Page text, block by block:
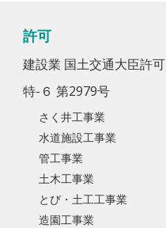
許可
建設業 国土交通大臣許可
特-６ 第2979号
さく井工事業
水道施設工事業
管工事業
土木工事業
とび・土工工事業
造園工事業